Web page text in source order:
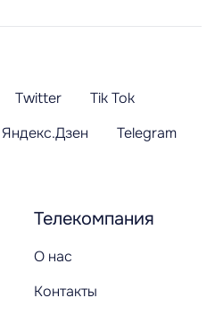
Телекомпания
О нас
Контакты
Twitter
Tik Tok
Яндекс.Дзен
Telegram